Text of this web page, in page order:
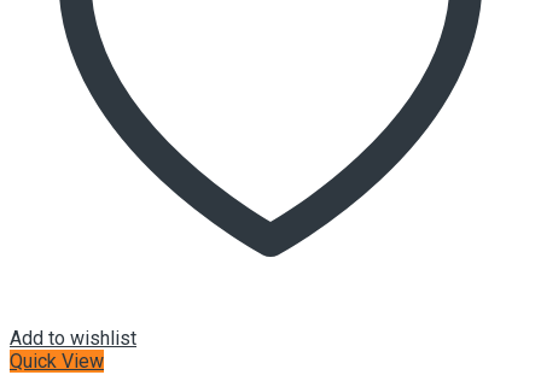
Add to wishlist
Quick View